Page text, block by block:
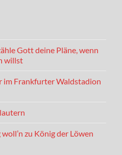
Gott deine Pläne, wenn
willst
im Frankfurter Waldstadion
zu König der Löwen